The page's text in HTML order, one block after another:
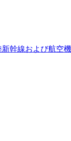
幹線および航空